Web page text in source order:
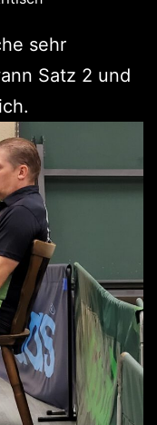
sehr
Satz 2 und